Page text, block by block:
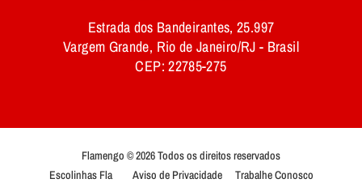
Estrada dos Bandeirantes, 25.997
Vargem Grande, Rio de Janeiro/RJ - Brasil
CEP: 22785-275
Flamengo © 2026 Todos os direitos reservados
Escolinhas Fla
Aviso de Privacidade Trabalhe Conosco